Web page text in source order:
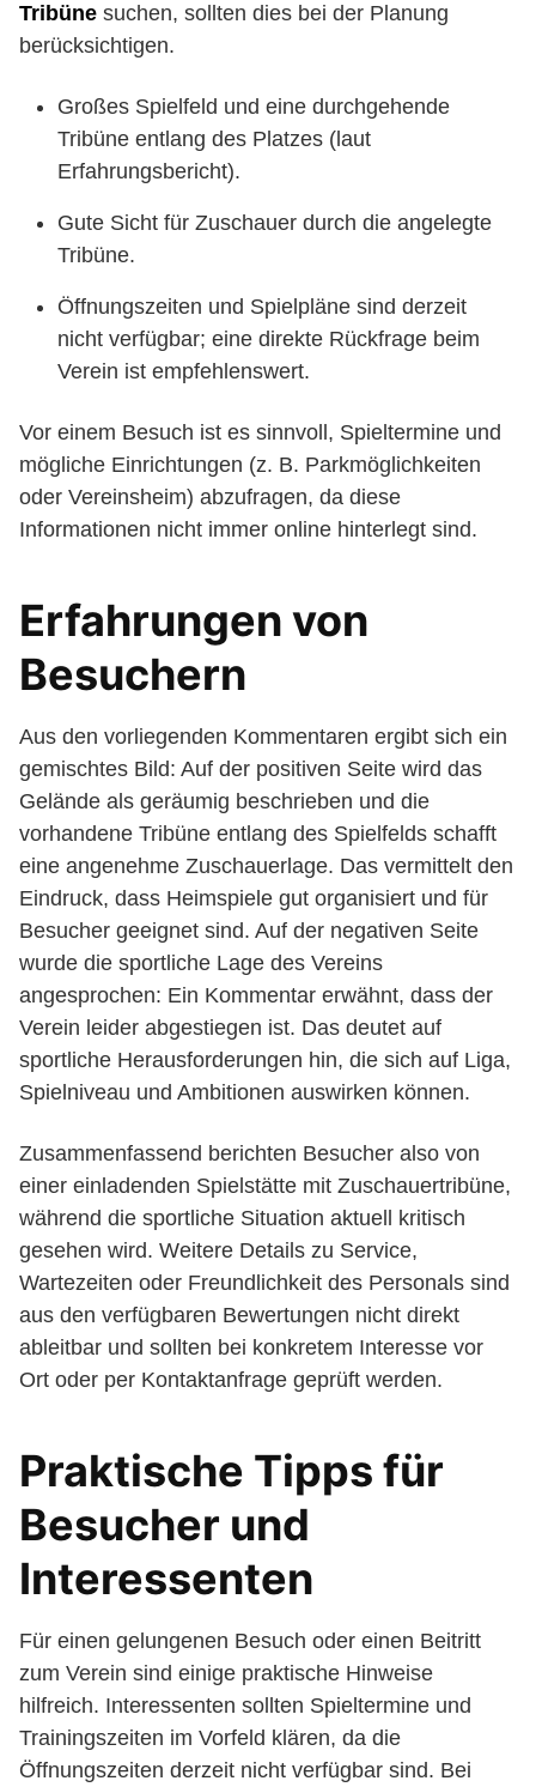
Tribüne suchen, sollten dies bei der Planung
berücksichtigen.
Großes Spielfeld und eine durchgehende
Tribüne entlang des Platzes (laut
Erfahrungsbericht).
Gute Sicht für Zuschauer durch die angelegte
Tribüne.
Öffnungszeiten und Spielpläne sind derzeit
nicht verfügbar; eine direkte Rückfrage beim
Verein ist empfehlenswert.
Vor einem Besuch ist es sinnvoll, Spieltermine und
mögliche Einrichtungen (z. B. Parkmöglichkeiten
oder Vereinsheim) abzufragen, da diese
Informationen nicht immer online hinterlegt sind.
Erfahrungen von
Besuchern
Aus den vorliegenden Kommentaren ergibt sich ein
gemischtes Bild: Auf der positiven Seite wird das
Gelände als geräumig beschrieben und die
vorhandene Tribüne entlang des Spielfelds schafft
eine angenehme Zuschauerlage. Das vermittelt den
Eindruck, dass Heimspiele gut organisiert und für
Besucher geeignet sind. Auf der negativen Seite
wurde die sportliche Lage des Vereins
angesprochen: Ein Kommentar erwähnt, dass der
Verein leider abgestiegen ist. Das deutet auf
sportliche Herausforderungen hin, die sich auf Liga,
Spielniveau und Ambitionen auswirken können.
Zusammenfassend berichten Besucher also von
einer einladenden Spielstätte mit Zuschauertribüne,
während die sportliche Situation aktuell kritisch
gesehen wird. Weitere Details zu Service,
Wartezeiten oder Freundlichkeit des Personals sind
aus den verfügbaren Bewertungen nicht direkt
ableitbar und sollten bei konkretem Interesse vor
Ort oder per Kontaktanfrage geprüft werden.
Praktische Tipps für
Besucher und
Interessenten
Für einen gelungenen Besuch oder einen Beitritt
zum Verein sind einige praktische Hinweise
hilfreich. Interessenten sollten Spieltermine und
Trainingszeiten im Vorfeld klären, da die
Öffnungszeiten derzeit nicht verfügbar sind. Bei